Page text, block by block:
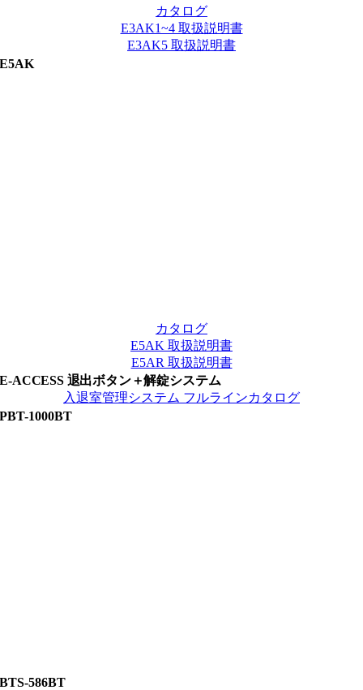
カタログ
E3AK1~4 取扱説明書
E3AK5 取扱説明書
E5AK
カタログ
E5AK 取扱説明書
E5AR 取扱説明書
E-ACCESS 退出ボタン＋解錠システム
入退室管理システム フルラインカタログ
PBT-1000BT
BTS-586BT